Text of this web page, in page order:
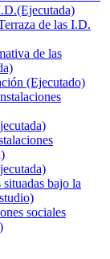
de las I.D.
de las
(Ejecutado)
bajo la
sociales